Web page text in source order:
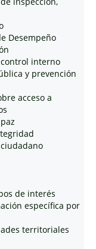
Desempeño
interno
y prevención
acceso a
de interés
específica por
territoriales